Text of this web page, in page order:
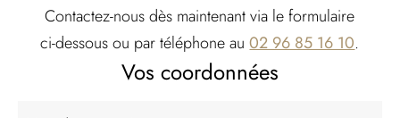
Contactez-nous dès maintenant via le formulaire
ci-dessous ou par téléphone au02 96 85 16 10.
Vos coordonnées